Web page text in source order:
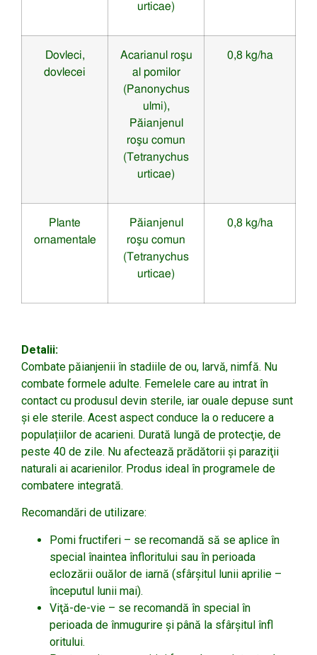
urticae)
Dovleci,
dovlecei
Acarianul roşu
al pomilor
(Panonychus
ulmi),
Păianjenul
roşu comun
(Tetranychus
urticae)
0,8 kg/ha
Plante
ornamentale
Păianjenul
roşu comun
(Tetranychus
urticae)
0,8 kg/ha
Detalii:
Combate păianjenii în stadiile de ou, larvă, nimfă. Nu
combate formele adulte. Femelele care au intrat în
contact cu produsul devin sterile, iar ouale depuse sunt
și ele sterile. Acest aspect conduce la o reducere a
populațiilor de acarieni. Durată lungă de protecţie, de
peste 40 de zile. Nu afectează prădătorii şi paraziţii
naturali ai acarienilor. Produs ideal în programele de
combatere integrată.
Recomandări de utilizare:
Pomi fructiferi – se recomandă să se aplice în
special înaintea înfloritului sau în perioada
eclozării ouălor de iarnă (sfârşitul lunii aprilie –
începutul lunii mai).
Viţă-de-vie – se recomandă în special în
perioada de înmugurire şi până la sfârşitul înfl
oritului.